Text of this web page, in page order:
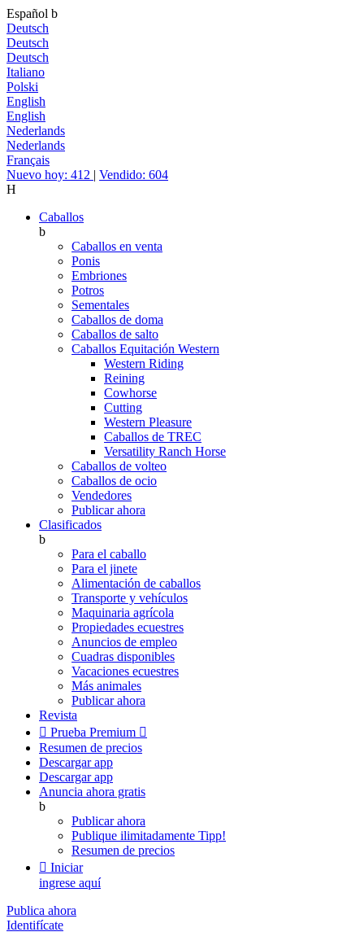
Español b
Deutsch
Deutsch
Deutsch
Italiano
Polski
English
English
Nederlands
Nederlands
Français
Nuevo hoy: 412 | Vendido: 604
H
Caballos
b
Caballos en venta
Ponis
Embriones
Potros
Sementales
Caballos de doma
Caballos de salto
Caballos Equitación Western
Western Riding
Reining
Cowhorse
Cutting
Western Pleasure
Caballos de TREC
Versatility Ranch Horse
Caballos de volteo
Caballos de ocio
Vendedores
Publicar ahora
Clasificados
b
Para el caballo
Para el jinete
Alimentación de caballos
Transporte y vehículos
Maquinaria agrícola
Propiedades ecuestres
Anuncios de empleo
Cuadras disponibles
Vacaciones ecuestres
Más animales
Publicar ahora
Revista
 Prueba Premium 
Resumen de precios
Descargar app
Descargar app
Anuncia ahora gratis
b
Publicar ahora
Publique ilimitadamente Tipp!
Resumen de precios
 Iniciar
ingrese aquí
Publica ahora
Identifícate